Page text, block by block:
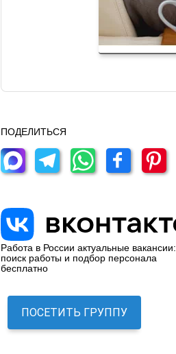
ПОДЕЛИТЬСЯ
Работа в России актуальные вакансии:
поиск работы и подбор персонала
бесплатно
ПОСЕТИТЬ ГРУППУ